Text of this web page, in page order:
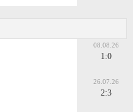
08.08.26
1:0
26.07.26
2:3